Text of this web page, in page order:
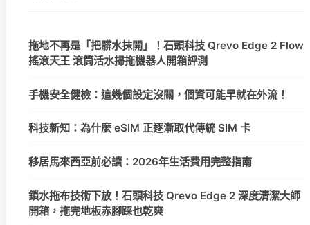
拖地不再是「把髒水抹開」！石頭科技 Qrevo Edge 2 Flow
搖滾天王 滾筒活水掃拖機器人開箱評測
手機安全健檢：這幾個設定沒關，個資可能早就在外流！
科技新知：為什麼 eSIM 正逐漸取代傳統 SIM 卡
移居馬來西亞前必讀：2026年生活費用完整指南
鎖水拖布技術下放！石頭科技 Qrevo Edge 2 深度清潔大師
開箱，拖完地板赤腳踩也乾爽